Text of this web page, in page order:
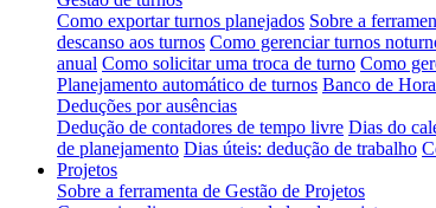
Como exportar turnos planejados Sobre a
descanso aos turnos Como gerenciar turnos
anual Como solicitar uma troca de turno Como
Planejamento automático de turnos Banco de
Deduções por ausências
Dedução de contadores de tempo livre Dias do
de planejamento Dias úteis: dedução de trabalho
Projetos
Sobre a ferramenta de Gestão de Projetos